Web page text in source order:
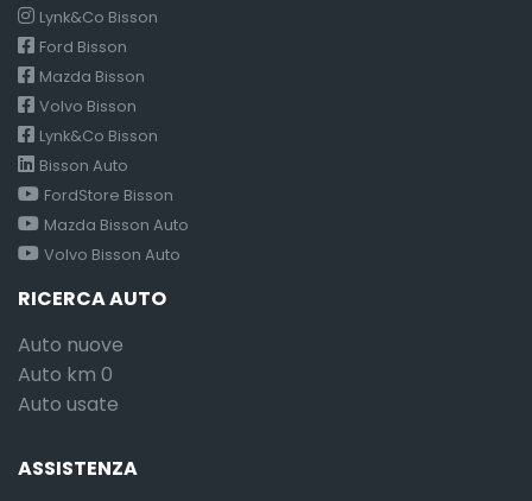
Lynk&Co Bisson
Ford Bisson
Mazda Bisson
Volvo Bisson
Lynk&Co Bisson
Bisson Auto
FordStore Bisson
Mazda Bisson Auto
Volvo Bisson Auto
RICERCA AUTO
Auto nuove
Auto km 0
Auto usate
ASSISTENZA